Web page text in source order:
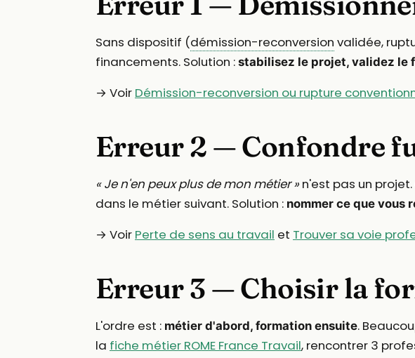
Sans dispositif (démission-reconversion validée,
financements. Solution : stabilisez le projet, validez le
→ Voir Démission-reconversion ou rupture
Erreur 2 — Confondre
« Je n'en peux plus de mon métier » n'est pas un
dans le métier suivant. Solution : nommer ce que vous
→ Voir Perte de sens au travail et Trouver sa voie
Erreur 3 — Choisir la
L'ordre est : métier d'abord, formation ensuite.
la fiche métier ROME France Travail, rencontrer 3